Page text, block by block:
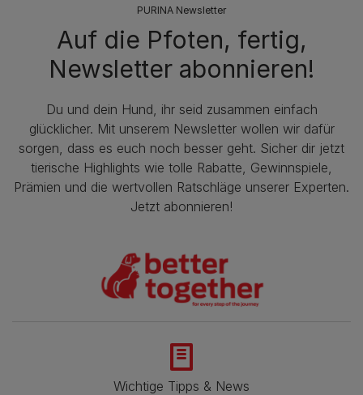
PURINA Newsletter
Auf die Pfoten, fertig,
Newsletter abonnieren!
Du und dein Hund, ihr seid zusammen einfach
glücklicher. Mit unserem Newsletter wollen wir dafür
sorgen, dass es euch noch besser geht. Sicher dir jetzt
tierische Highlights wie tolle Rabatte, Gewinnspiele,
Prämien und die wertvollen Ratschläge unserer Experten.
Jetzt abonnieren!
Wichtige Tipps & News